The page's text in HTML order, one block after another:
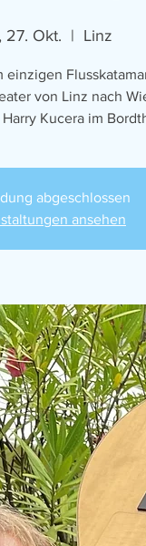
27. Okt.
  |
Linz
einzigen
von Linz nach
Kucera im
abgeschlossen
ansehen